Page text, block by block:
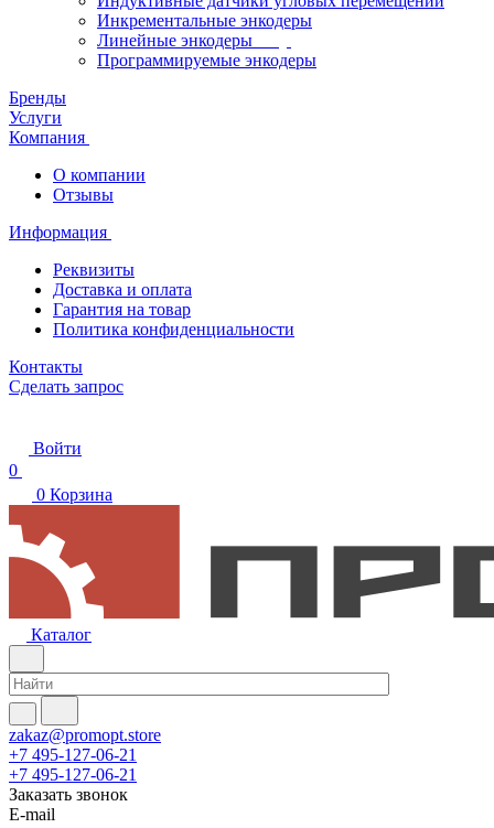
Инкрементальные энкодеры
Линейные энкодеры
Программируемые энкодеры
Бренды
Услуги
Компания
О компании
Отзывы
Информация
Реквизиты
Доставка и оплата
Гарантия на товар
Политика конфиденциальности
Контакты
Сделать запрос
Войти
0
0 Корзина
Каталог
zakaz@promopt.store
+7 495-127-06-21
+7 495-127-06-21
Заказать звонок
E-mail